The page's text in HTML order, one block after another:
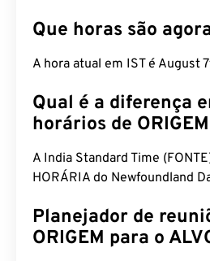
Que horas são
A hora atual em IST é August
Qual é a diferença
horários de
A India Standard Time
HORÁRIA do Newfoundland
Planejador de
ORIGEM para o